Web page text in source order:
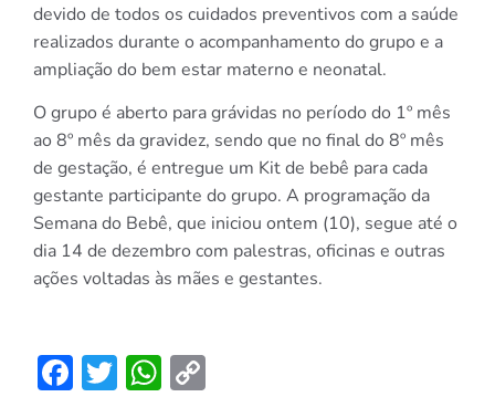
devido de todos os cuidados preventivos com a saúde
realizados durante o acompanhamento do grupo e a
ampliação do bem estar materno e neonatal.
O grupo é aberto para grávidas no período do 1º mês
ao 8º mês da gravidez, sendo que no final do 8º mês
de gestação, é entregue um Kit de bebê para cada
gestante participante do grupo. A programação da
Semana do Bebê, que iniciou ontem (10), segue até o
dia 14 de dezembro com palestras, oficinas e outras
ações voltadas às mães e gestantes.
Facebook
TwitterWhatsApp